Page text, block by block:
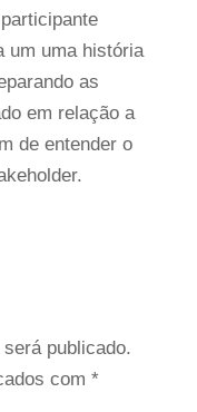
um uma história
as
em relação a
de entender o
publicado.
com *